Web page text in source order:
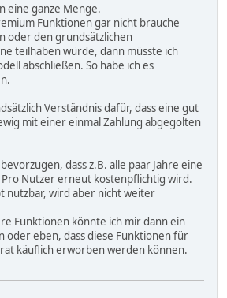
eine ganze Menge.
Funktionen gar nicht brauche
oder den grundsätzlichen
teilhaben würde, dann müsste ich
abschließen. So habe ich es
Verständnis dafür, dass eine gut
mit einer einmal Zahlung abgegolten
dass z.B. alle paar Jahre eine
Nutzer erneut kostenpflichtig wird.
nutzbar, wird aber nicht weiter
Funktionen könnte ich mir dann ein
oder eben, dass diese Funktionen für
käuflich erworben werden können.